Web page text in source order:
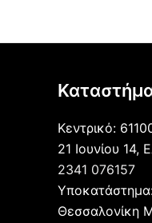
Κεντρικό:
21 Ιουνίου 14,
2341 076157
Θεσσαλονίκη